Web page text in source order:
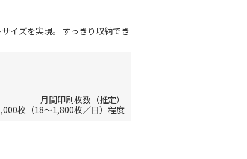
イズを実現。 すっきり収納でき
月間印刷枚数（推定）
枚（18～1,800枚／日）程度